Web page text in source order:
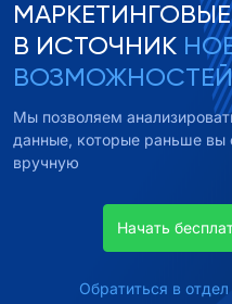
В ИСТОЧНИК
ВОЗМОЖНОСТЕЙ
Мы позволяем
данные, которые раньше вы
вручную
Начать
Обратиться в